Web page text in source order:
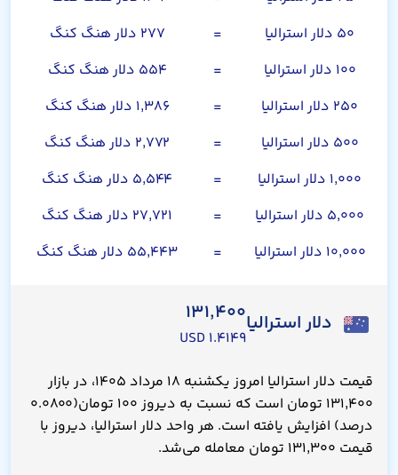
۵۰ دلار استرالیا
=
۲۷۷ دلار هنگ کنگ
۱۰۰ دلار استرالیا
=
۵۵۴ دلار هنگ کنگ
۲۵۰ دلار استرالیا
=
۱,۳۸۶ دلار هنگ کنگ
۵۰۰ دلار استرالیا
=
۲,۷۷۲ دلار هنگ کنگ
۱,۰۰۰ دلار استرالیا
=
۵,۵۴۴ دلار هنگ کنگ
۵,۰۰۰ دلار استرالیا
=
۲۷,۷۲۱ دلار هنگ کنگ
۱۰,۰۰۰ دلار استرالیا
= ۵۵,۴۴۳ دلار هنگ کنگ
دلار استرالیا۱۳۱,۴۰۰
۱.۴۱۴۹ USD
قیمت دلار استرالیا امروز یکشنبه ۱۸ مرداد ۱۴۰۵، در بازار
۱۳۱,۴۰۰ تومان است که نسبت به دیروز ۱۰۰ تومان(۰.۰۸۰۰
درصد) افزایش یافته است. هر واحد دلار استرالیا، دیروز با
قیمت ۱۳۱,۳۰۰ تومان معامله می‌شد.